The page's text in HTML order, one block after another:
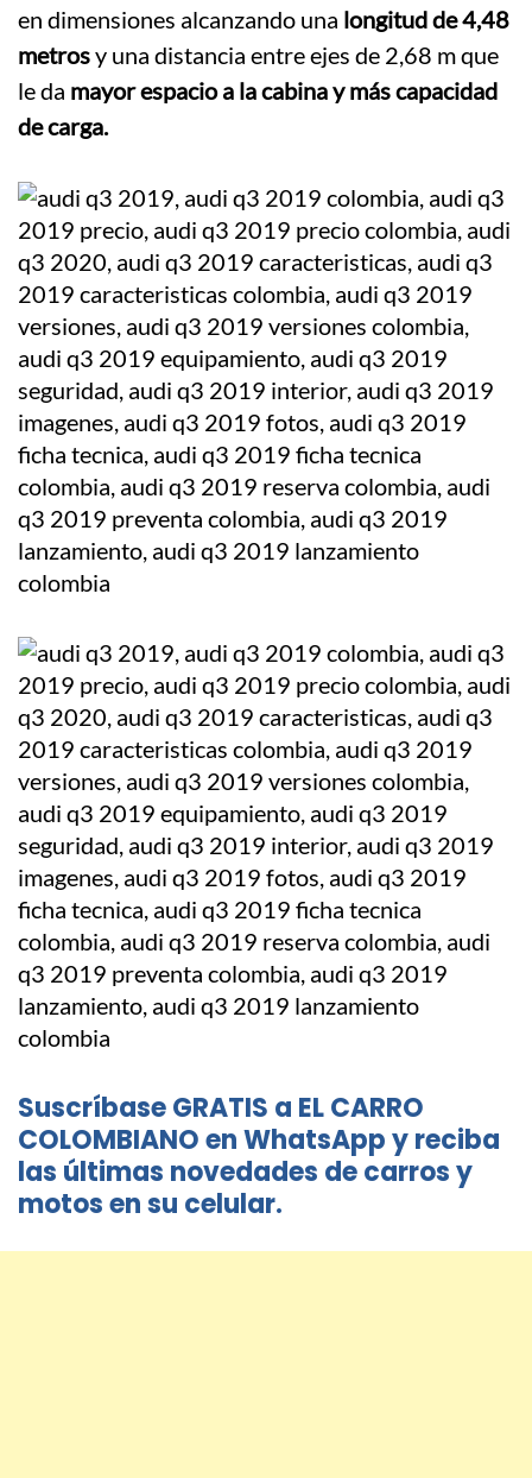
en dimensiones alcanzando una longitud de 4,48
metrosy una distancia entre ejes de 2,68 m que
le da mayor espacio a la cabina y más capacidad
de carga.
Suscríbase GRATIS a EL CARRO
COLOMBIANO en WhatsApp y reciba
las últimas novedades de carros y
motos en su celular.